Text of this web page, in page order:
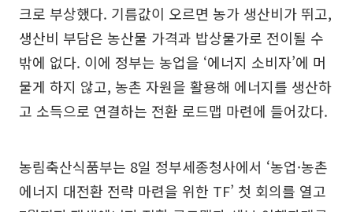
크로 부상했다. 기름값이 오르면 농가 생산비가 뛰고,
생산비 부담은 농산물 가격과 밥상물가로 전이될 수
밖에 없다. 이에 정부는 농업을 ‘에너지 소비자’에 머
물게 하지 않고, 농촌 자원을 활용해 에너지를 생산하
고 소득으로 연결하는 전환 로드맵 마련에 들어갔다.
농림축산식품부는 8일 정부세종청사에서 ‘농업·농촌
에너지 대전환 전략 마련을 위한 TF’ 첫 회의를 열고